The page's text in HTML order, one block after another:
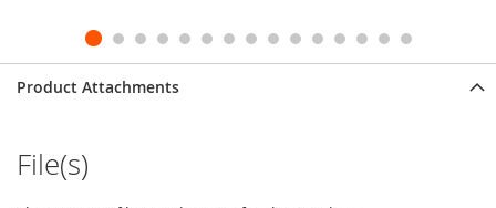
Product Attachments
File(s)